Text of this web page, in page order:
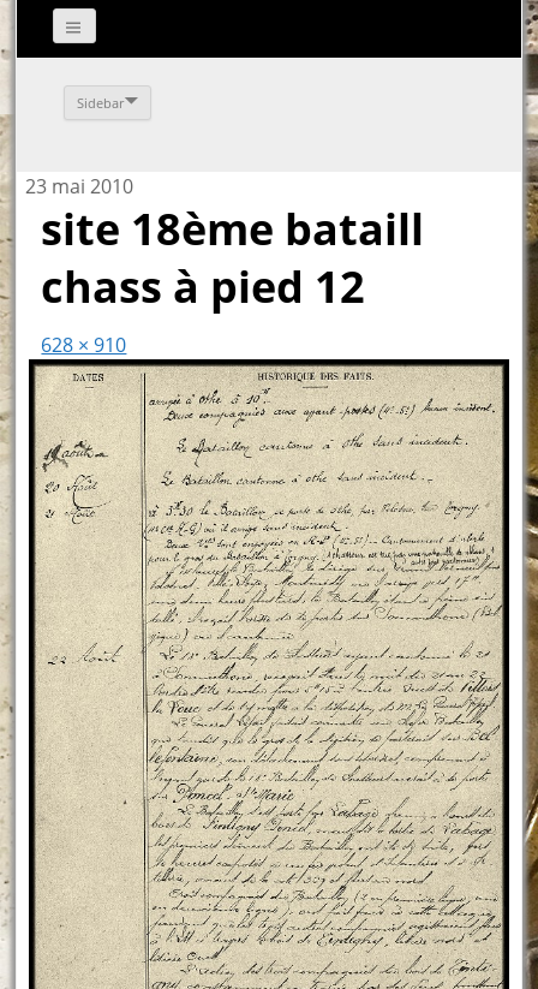
Sidebar
23 mai 2010
site 18ème bataill
chass à pied 12
628 × 910